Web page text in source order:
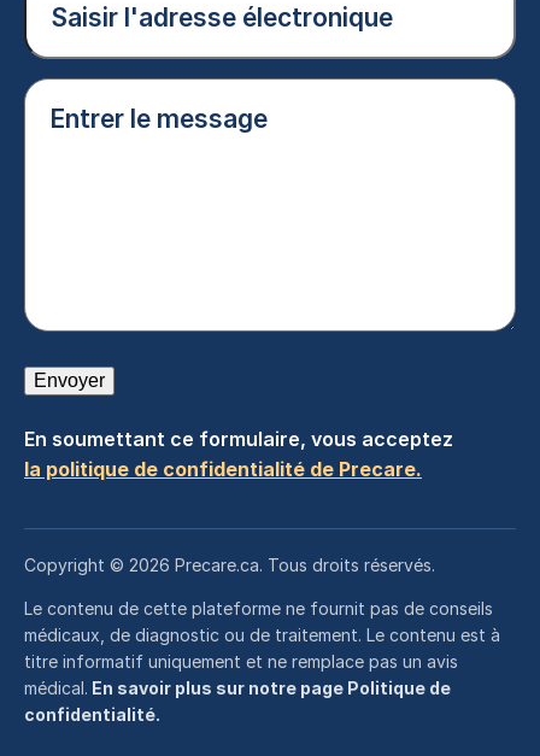
Entrer
Envoyer
En soumettant ce formulaire, vous acceptez
la politique de confidentialité de Precare.
Copyright © 2026 Precare.ca. Tous droits réservés.
Le contenu de cette plateforme ne fournit pas de conseils
médicaux, de diagnostic ou de traitement. Le contenu est à
titre informatif uniquement et ne remplace pas un avis
médical. En savoir plus sur notre page Politique de
confidentialité.